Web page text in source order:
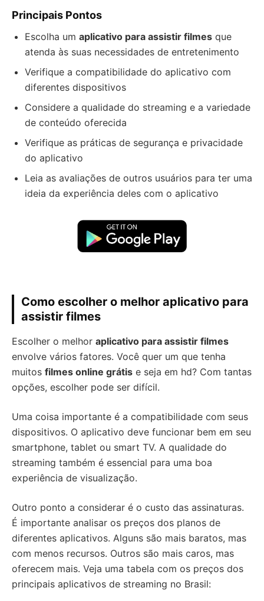
Principais Pontos
Escolha um aplicativo para assistir filmes que
atenda às suas necessidades de entretenimento
Verifique a compatibilidade do aplicativo com
diferentes dispositivos
Considere a qualidade do streaming e a variedade
de conteúdo oferecida
Verifique as práticas de segurança e privacidade
do aplicativo
Leia as avaliações de outros usuários para ter uma
ideia da experiência deles com o aplicativo
Como escolher o melhor aplicativo para
assistir filmes
Escolher o melhor aplicativo para assistir filmes
envolve vários fatores. Você quer um que tenha
muitos filmes online grátis e seja em hd? Com tantas
opções, escolher pode ser difícil.
Uma coisa importante é a compatibilidade com seus
dispositivos. O aplicativo deve funcionar bem em seu
smartphone, tablet ou smart TV. A qualidade do
streaming também é essencial para uma boa
experiência de visualização.
Outro ponto a considerar é o custo das assinaturas.
É importante analisar os preços dos planos de
diferentes aplicativos. Alguns são mais baratos, mas
com menos recursos. Outros são mais caros, mas
oferecem mais. Veja uma tabela com os preços dos
principais aplicativos de streaming no Brasil: